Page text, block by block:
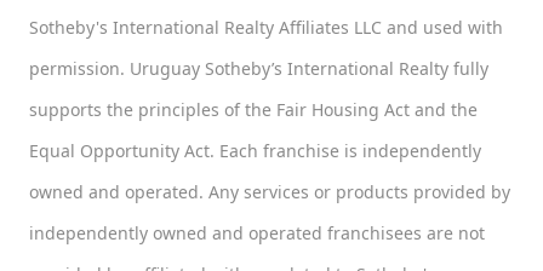
Sotheby's International Realty Affiliates LLC and used with
permission. Uruguay Sotheby’s International Realty fully
supports the principles of the Fair Housing Act and the
Equal Opportunity Act. Each franchise is independently
owned and operated. Any services or products provided by
independently owned and operated franchisees are not